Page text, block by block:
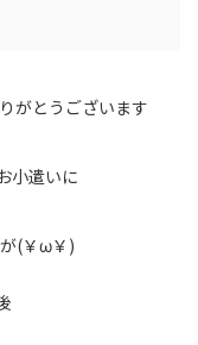
がとうございます
小遣いに
(￥ω￥)